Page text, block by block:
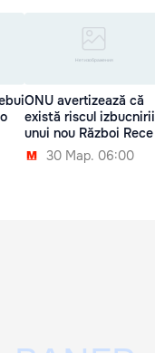
ONU avertizează că
există riscul izbucnirii
unui nou Război Rece
30 Мар. 06:00